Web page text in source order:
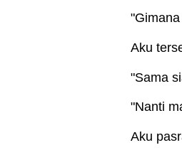
Aku
"Sama
"Nanti
Aku